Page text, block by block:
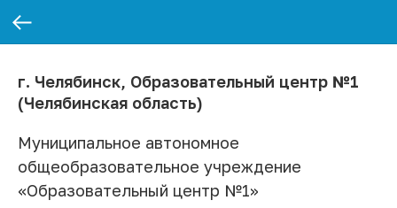
г. Челябинск, Образовательный центр №1
(Челябинская область)
Муниципальное автономное
общеобразовательное учреждение
«Образовательный центр №1»